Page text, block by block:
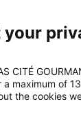
your
CITÉ
maximum of
the cookies